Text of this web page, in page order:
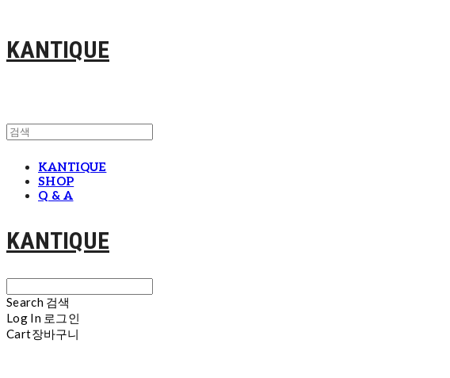
KANTIQUE
KANTIQUE
SHOP
Q & A
KANTIQUE
Search 검색
Log In 로그인
Cart장바구니